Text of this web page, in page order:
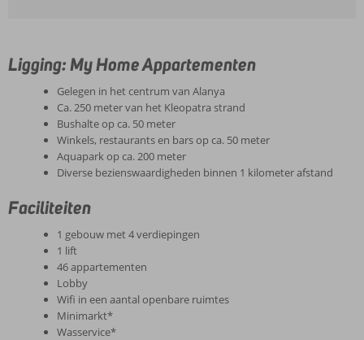
Ligging: My Home Appartementen
Gelegen in het centrum van Alanya
Ca. 250 meter van het Kleopatra strand
Bushalte op ca. 50 meter
Winkels, restaurants en bars op ca. 50 meter
Aquapark op ca. 200 meter
Diverse bezienswaardigheden binnen 1 kilometer afstand
Faciliteiten
1 gebouw met 4 verdiepingen
1 lift
46 appartementen
Lobby
Wifi in een aantal openbare ruimtes
Minimarkt*
Wasservice*